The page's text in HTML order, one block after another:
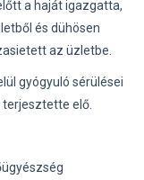
a haját igazgatta,
és dühösen
az üzletbe.
gyógyuló sérülései
elő.